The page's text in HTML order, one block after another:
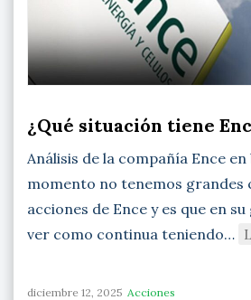
¿Qué situación tiene
Análisis de la compañía Ence en
momento no tenemos grandes
acciones de Ence y es que en
ver como continua teniendo…
diciembre 12, 2025 Acciones